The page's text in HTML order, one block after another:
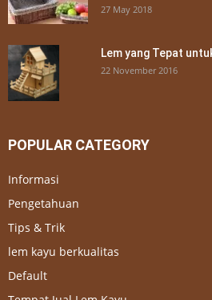
27 May 2018
Lem yang Tepat
22 November 2016
POPULAR CATEGORY
Informasi
Pengetahuan
Tips & Trik
lem kayu berkualitas
Default